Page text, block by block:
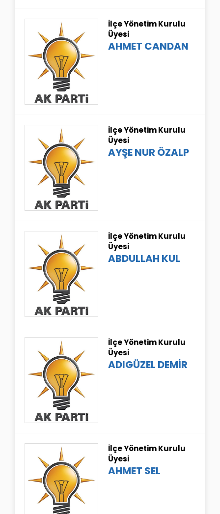
İlçe Yönetim Kurulu
Üyesi
AHMET CANDAN
İlçe Yönetim Kurulu
Üyesi
AYŞE NUR ÖZALP
İlçe Yönetim Kurulu
Üyesi
ABDULLAH KUL
İlçe Yönetim Kurulu
Üyesi
ADIGÜZEL DEMİR
İlçe Yönetim Kurulu
Üyesi
AHMET SEL